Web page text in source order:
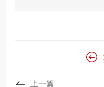
上一篇